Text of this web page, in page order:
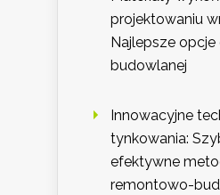
projektowaniu
Najlepsze
budowlanej
Innowacyjne
tynkowania:
efektywne
remontowo-